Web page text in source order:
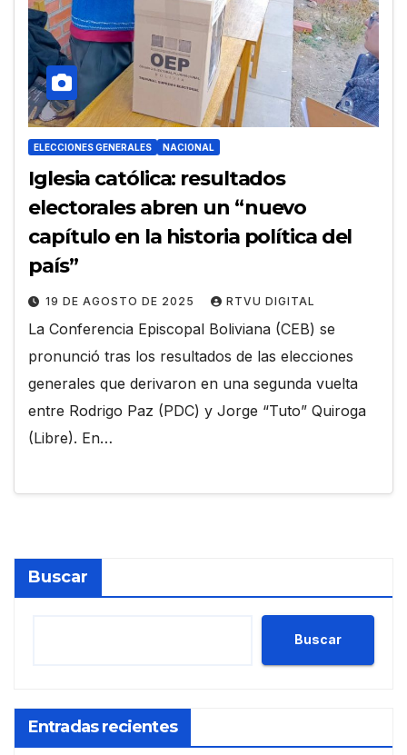
ELECCIONES GENERALES NACIONAL
Iglesia católica: resultados
electorales abren un “nuevo
capítulo en la historia política del
país”
19 DE AGOSTO DE 2025 RTVU DIGITAL
La Conferencia Episcopal Boliviana (CEB) se
pronunció tras los resultados de las elecciones
generales que derivaron en una segunda vuelta
entre Rodrigo Paz (PDC) y Jorge “Tuto” Quiroga
(Libre). En…
Buscar
Buscar
Entradas recientes